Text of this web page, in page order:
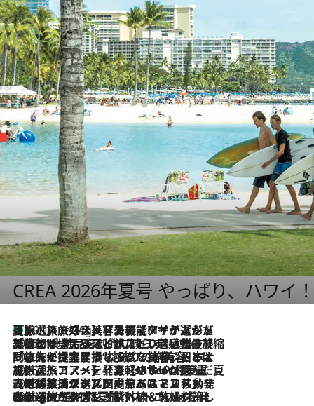
CREA 2026年夏号 やっぱり、ハワイ
10 Hours Ago
【厳選旅コスメ】「多機能アイテムがメイン！」旅好き美容エディターが選んだ夏旅ベストコスメを発表【Mサイズジップ】
2026.8.6
「荷物が増えるほど旅ストレスは増す」美容ジャーナリストがたどり着いた最終結論。“化粧品を劇的に減らす”感動の凝縮美容とは
2026.8.6
「旅先には金髪ウィッグを持参」日本と同じメイクでは損してる!? 美容ジャーナリストが提案する“掟破りの旅美容”とは
2026.8.6
【厳選旅コスメ】「身軽さ＆UV対策重視！」ヘアアーティストshucoが選んだ夏旅ベストコスメを発表【Mサイズジップ】
2026.8.5
【厳選旅コスメ】国内をあちこち移動する河井菜摘が選んだ夏旅ベストコスメ発表！「リラックスアイテムはマスト」【Mサイズジップ】
2026.8.4
【厳選旅コスメ】「紫外線＆乾燥対策しながらメイク感も！」ヘア＆メイクGeorgeが選んだ夏旅ベストコスメを発表！【Mサイズジップ】